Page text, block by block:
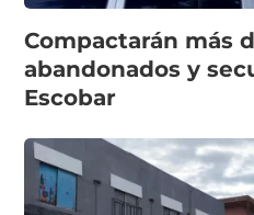
Compactarán más
abandonados y
Escobar